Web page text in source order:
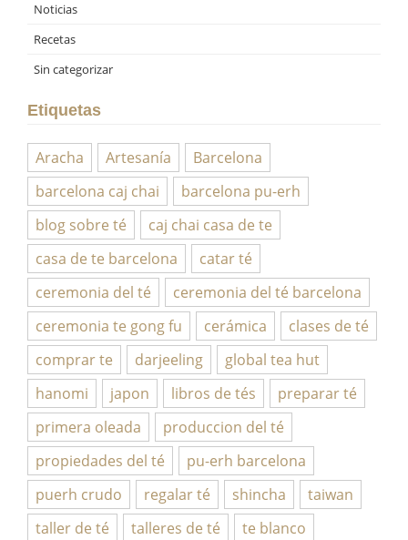
Noticias
Recetas
Sin categorizar
Etiquetas
Aracha Artesanía
Barcelona
barcelona caj chai
barcelona pu-erh
blog sobre té
caj chai casa de te
casa de te barcelona
catar té
ceremonia del té
ceremonia del té barcelona
ceremonia te gong fu
cerámica
clases de té
comprar te
darjeeling
global tea hut
hanomi
japon libros de tés
preparar té
primera oleada
produccion del té
propiedades del té
pu-erh barcelona
puerh crudo
regalar té shincha
taiwan
taller de té
talleres de té
te blanco